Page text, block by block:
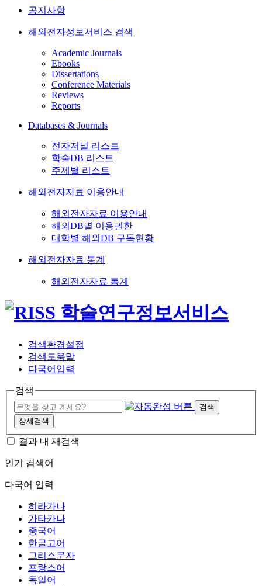
공지사항
해외전자정보서비스 검색
Academic Journals
Ebooks
Dissertations
Conference Materials
Reviews
Reports
Databases & Journals
전자저널 리스트
학술DB 리스트
주제별 리스트
해외전자자료 이용안내
해외전자자료 이용안내
해외DB별 이용권한
대학별 해외DB 구독현황
해외전자자료 통계
해외전자자료 통계
검색환경설정
검색도움말
다국어입력
검색
검색
상세검색
결과 내 재검색
인기 검색어
다국어 입력
히라가나
가타카나
중국어
한글고어
그리스문자
프랑스어
독일어